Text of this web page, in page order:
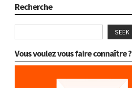
Recherche
SEEK
Vous voulez vous faire connaître ?